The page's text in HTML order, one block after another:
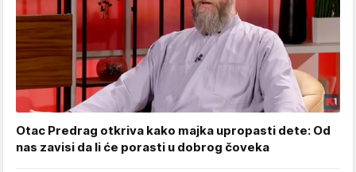
Otac Predrag otkriva kako majka upropasti dete: Od
nas zavisi da li će porasti u dobrog čoveka